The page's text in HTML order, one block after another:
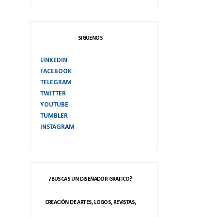
SIGUENOS
LINKEDIN
FACEBOOK
TELEGRAM
TWITTER
YOUTUBE
TUMBLER
INSTAGRAM
¿BUSCAS UN DISEÑADOR GRAFICO?
CREACIÓN DE ARTES, LOGOS, REVISTAS,